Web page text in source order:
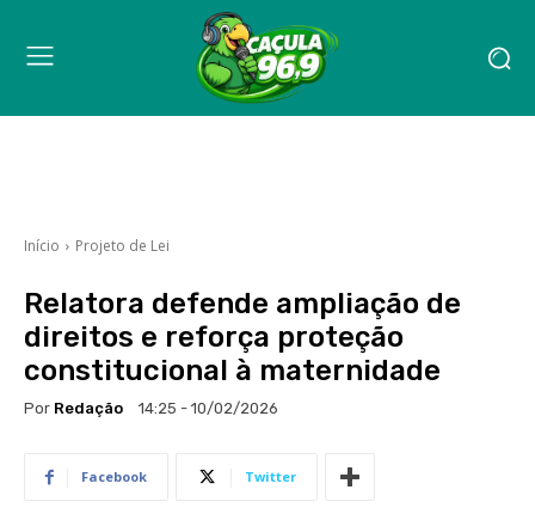
Início Projeto de Lei
Relatora defende ampliação de
direitos e reforça proteção
constitucional à maternidade
Por Redação 14:25 - 10/02/2026
Facebook Twitter